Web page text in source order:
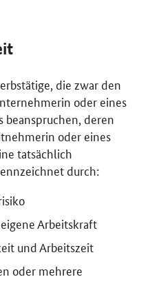
die zwar den
oder eines
deren
oder eines
tatsächlich
durch:
Arbeitskraft
und Arbeitszeit
oder mehrere